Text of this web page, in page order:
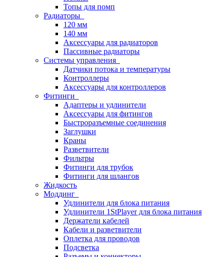
Топы для помп
Радиаторы
120 мм
140 мм
Аксессуары для радиаторов
Пассивные радиаторы
Системы управления
Датчики потока и температуры
Контроллеры
Аксессуары для контроллеров
Фитинги
Адаптеры и удлинители
Аксессуары для фитингов
Быстроразъемные соединения
Заглушки
Краны
Разветвители
Фильтры
Фитинги для трубок
Фитинги для шлангов
Жидкость
Моддинг
Удлинители для блока питания
Удлинители 1StPlayer для блока питания
Держатели кабелей
Кабели и разветвители
Оплетка для проводов
Подсветка